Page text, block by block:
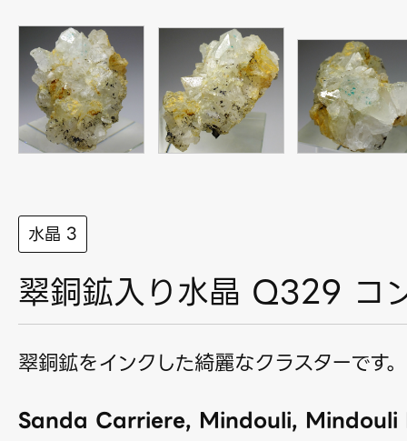
水晶 3
翠銅鉱入り水晶 Q329 コ
翠銅鉱をインクした綺麗なクラスターです。
Sanda Carriere, Mindouli,